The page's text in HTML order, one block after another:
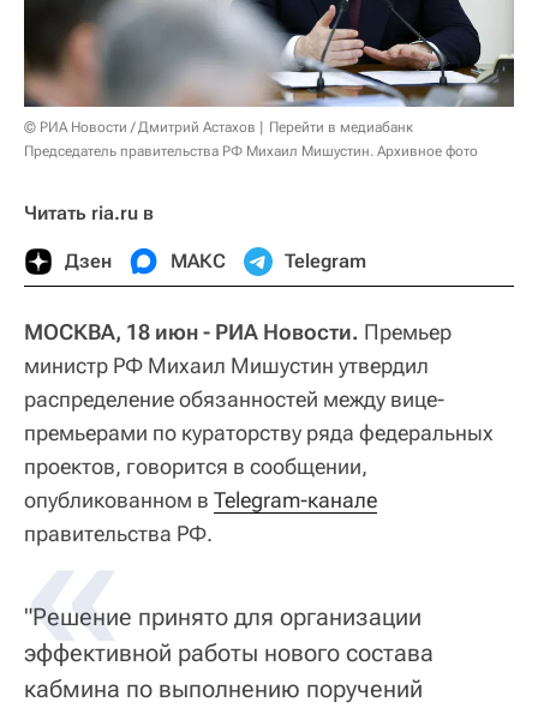
© РИА Новости / Дмитрий Астахов
Перейти в медиабанк
Председатель правительства РФ Михаил Мишустин. Архивное фото
Читать ria.ru в
Дзен МАКС Telegram
МОСКВА, 18 июн - РИА Новости. Премьер
министр РФ Михаил Мишустин утвердил
распределение обязанностей между вице-
премьерами по кураторству ряда федеральных
проектов, говорится в сообщении,
опубликованном в Telegram-канале
правительства РФ.
«
"Решение принято для организации
эффективной работы нового состава
кабмина по выполнению поручений